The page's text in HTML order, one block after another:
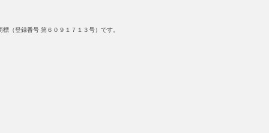
（登録番号 第６０９１７１３号）です。